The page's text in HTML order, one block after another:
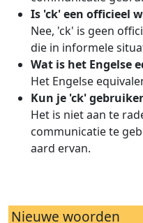
Is 'ck' een officieel
Nee, 'ck' is geen
die in informele
Wat is het Engelse
Het Engelse
Kun je 'ck'
Het is niet aan te
communicatie te
aard ervan.
Nieuwe woorden